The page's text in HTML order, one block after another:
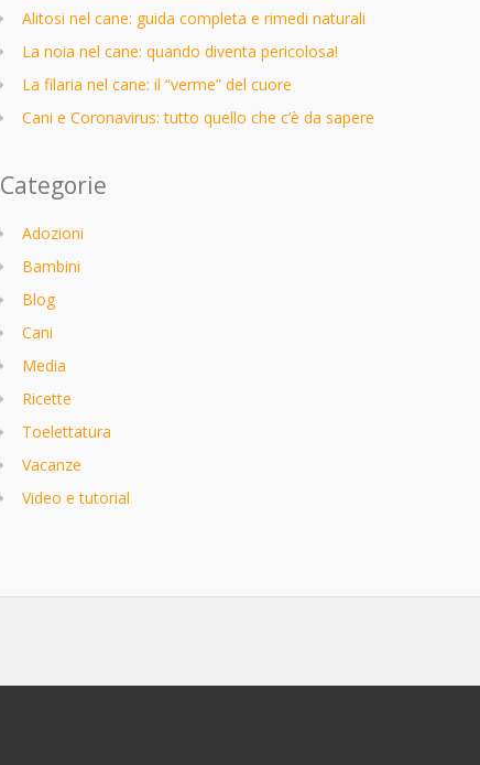
Alitosi nel cane: guida completa e rimedi naturali
La noia nel cane: quando diventa pericolosa!
La filaria nel cane: il “verme” del cuore
Cani e Coronavirus: tutto quello che c’è da sapere
Categorie
Adozioni
Bambini
Blog
Cani
Media
Ricette
Toelettatura
Vacanze
Video e tutorial